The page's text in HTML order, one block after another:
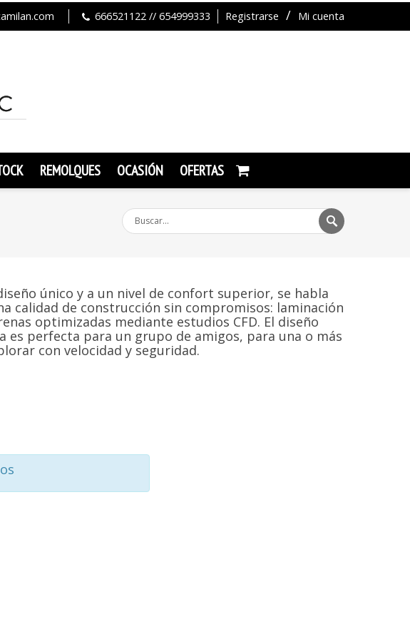
Registrarse Mi cuenta
666521122 // 654999333
REMOLQUES OCASIÓN OFERTAS
único y a un nivel de confort superior, se habla
calidad de construcción sin compromisos: laminación
optimizadas mediante estudios CFD. El diseño
perfecta para un grupo de amigos, para una o más
con velocidad y seguridad.